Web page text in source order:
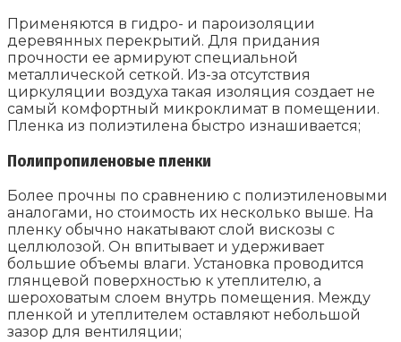
Применяются в гидро- и пароизоляции
деревянных перекрытий. Для придания
прочности ее армируют специальной
металлической сеткой. Из-за отсутствия
циркуляции воздуха такая изоляция создает не
самый комфортный микроклимат в помещении.
Пленка из полиэтилена быстро изнашивается;
Полипропиленовые пленки
Более прочны по сравнению с полиэтиленовыми
аналогами, но стоимость их несколько выше. На
пленку обычно накатывают слой вискозы с
целлюлозой. Он впитывает и удерживает
большие объемы влаги. Установка проводится
глянцевой поверхностью к утеплителю, а
шероховатым слоем внутрь помещения. Между
пленкой и утеплителем оставляют небольшой
зазор для вентиляции;